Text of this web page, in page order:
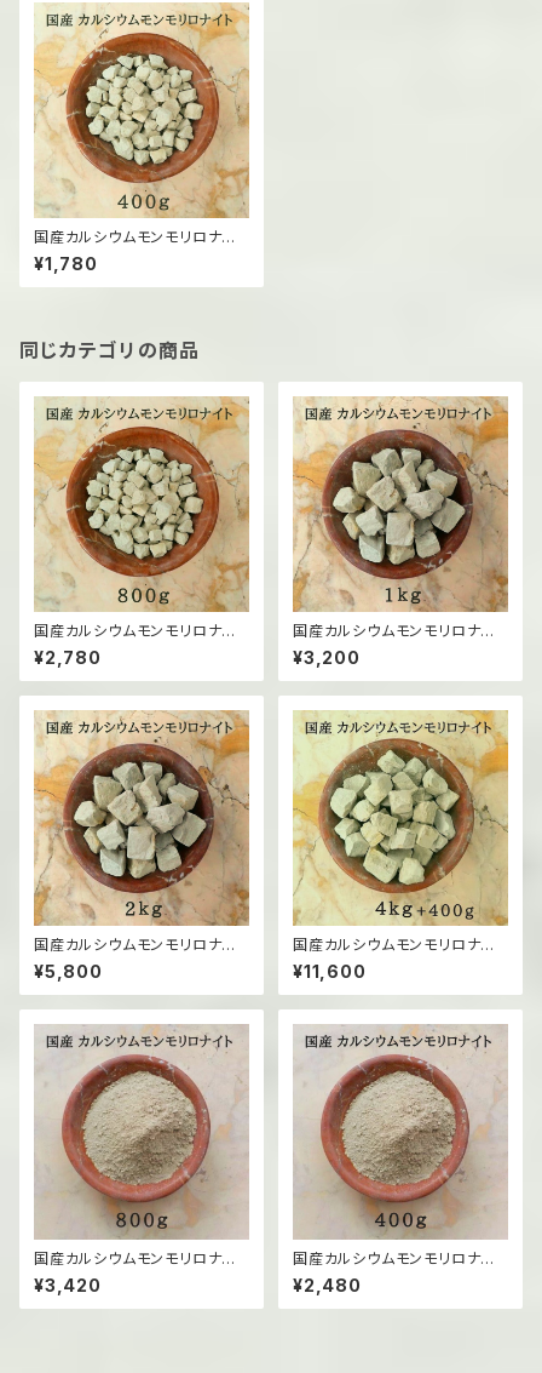
国産カルシウムモンモリロナイト
（固形）/400g
¥1,780
同じカテゴリの商品
国産カルシウムモンモリロナイト
（固形）/800g
¥2,780
国産カルシウムモンモリロナイト
（固形）/1kg
¥3,200
国産カルシウムモンモリロナイト
（固形）/2kg
¥5,800
国産カルシウムモンモリロナイト
（固形）/4kg
¥11,600
国産カルシウムモンモリロナイト
（粉末）/800g
¥3,420
国産カルシウムモンモリロナイト
（粉末）/400g
¥2,480